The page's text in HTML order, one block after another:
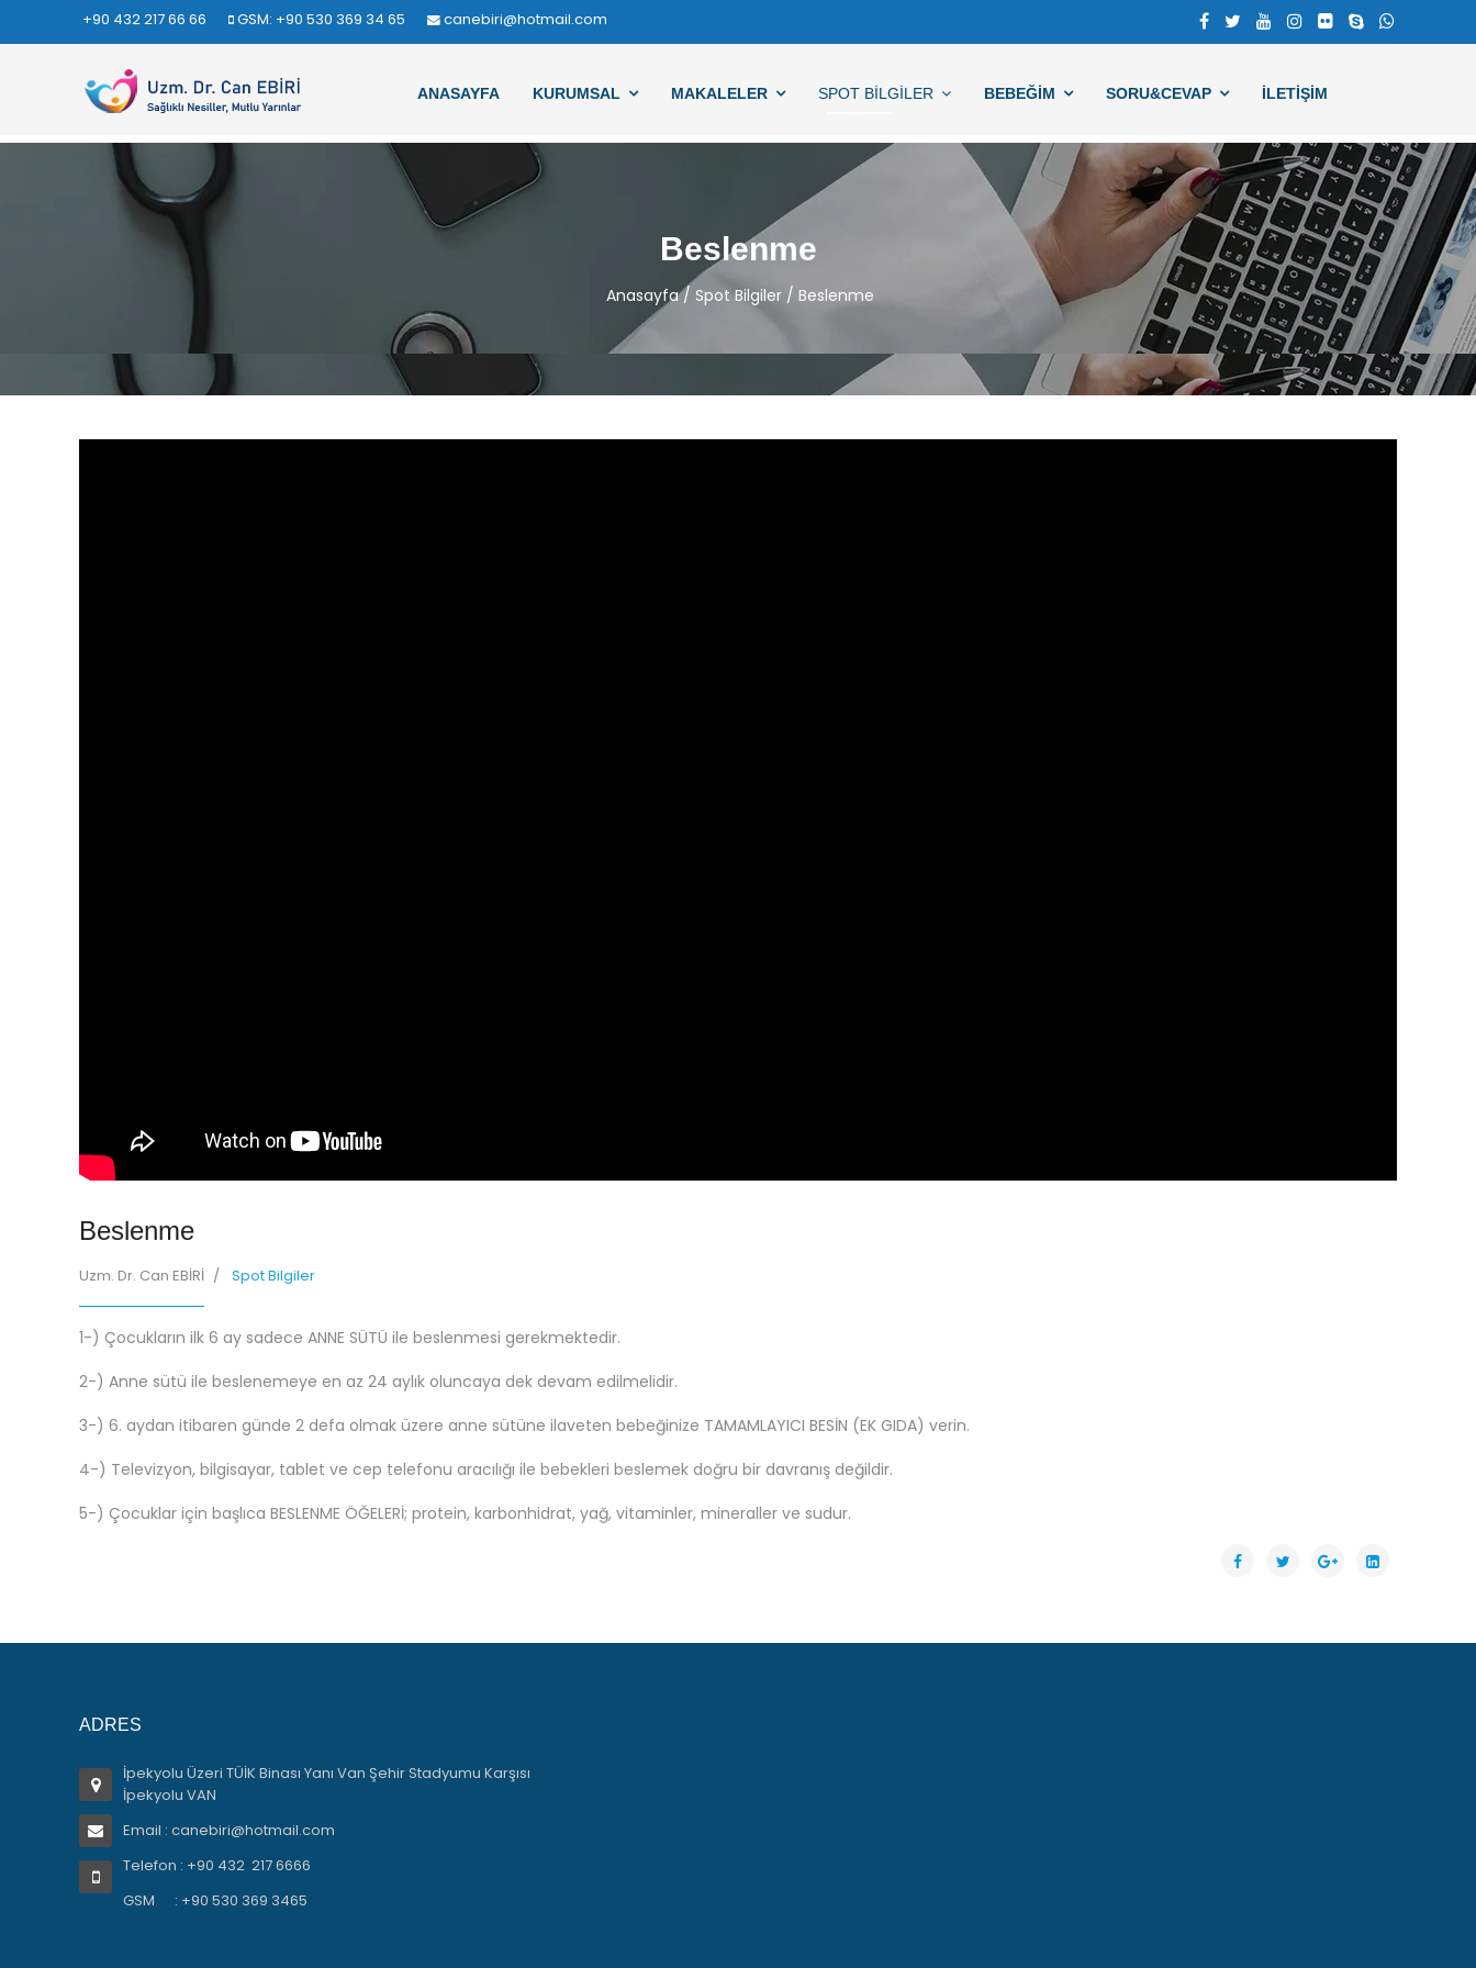
+90 432 217 66 66 GSM: +90 530 369 34 65 canebiri@hotmail.com
ANASAYFA KURUMSAL MAKALELER SPOT BILGILER BEBEĞIM SORU&CEVAP İLETİŞİM
Beslenme
Anasayfa / Spot Bilgiler / Beslenme
Beslenme
Uzm. Dr. Can EBİRİ Spot Bilgiler
1-) Çocukların ilk 6 ay sadece ANNE SÜTÜ ile beslenmesi gerekmektedir.
2-) Anne sütü ile beslenemeye en az 24 aylık oluncaya dek devam edilmelidir.
3-) 6. aydan itibaren günde 2 defa olmak üzere anne sütüne ilaveten bebeğinize TAMAMLAYICI BESİN (EK GIDA) verin.
4-) Televizyon, bilgisayar, tablet ve cep telefonu aracılığı ile bebekleri beslemek doğru bir davranış değildir.
5-) Çocuklar için başlıca BESLENME ÖĞELERİ; protein, karbonhidrat, yağ, vitaminler, mineraller ve sudur.
ADRES
İpekyolu Üzeri TÜİK Binası Yanı Van Şehir Stadyumu Karşısı
İpekyolu VAN
Email : canebiri@hotmail.com
Telefon : +90 432 217 6666
GSM : +90 530 369 3465